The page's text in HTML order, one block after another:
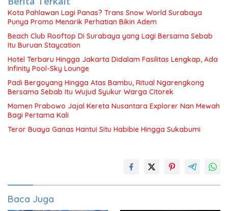
Kota Pahlawan Lagi Panas? Trans Snow World Surabaya
Punya Promo Menarik Perhatian Bikin Adem
Beach Club Rooftop Di Surabaya yang Lagi Bersama Sebab
Itu Buruan Staycation
Hotel Terbaru Hingga Jakarta Didalam Fasilitas Lengkap, Ada
Infinity Pool-Sky Lounge
Padi Bergoyang Hingga Atas Bambu, Ritual Ngarengkong
Bersama Sebab Itu Wujud Syukur Warga Citorek
Momen Prabowo Jajal Kereta Nusantara Explorer Nan Mewah
Bagi Pertama Kali
Teror Buaya Ganas Hantui Situ Habibie Hingga Sukabumi
Baca Juga